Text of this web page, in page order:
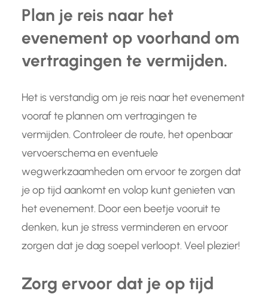
Plan je reis naar het
evenement op voorhand om
vertragingen te vermijden.
Het is verstandig om je reis naar het evenement
vooraf te plannen om vertragingen te
vermijden. Controleer de route, het openbaar
vervoerschema en eventuele
wegwerkzaamheden om ervoor te zorgen dat
je op tijd aankomt en volop kunt genieten van
het evenement. Door een beetje vooruit te
denken, kun je stress verminderen en ervoor
zorgen dat je dag soepel verloopt. Veel plezier!
Zorg ervoor dat je op tijd